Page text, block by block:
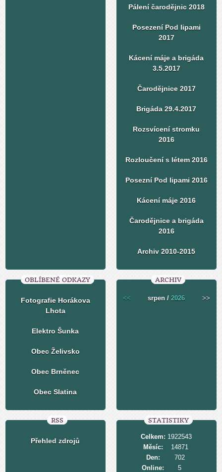
Pálení čarodějnic 2018
Posezení Pod lipami
2017
Kácení máje a brigáda
3.5.2017
Čarodějnice 2017
Brigáda 29.4.2017
Rozsvícení stromku
2016
Rozloučení s létem 2016
Posezní Pod lipami 2016
Kácení máje 2016
Čarodějnice a brigáda
2016
Archiv 2010-2015
OBLÍBENÉ ODKAZY
Fotografie Horákova
Lhota
Elektro Šunka
Obec Želivsko
Obec Brněnec
Obec Slatina
ARCHIV
<< srpen /2026 >>
RSS
Přehled zdrojů
STATISTIKY
Online: 5
Celkem: 1922543
Měsíc:
14871
Den:
702